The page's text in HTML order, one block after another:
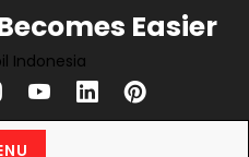
Easier
Indonesia